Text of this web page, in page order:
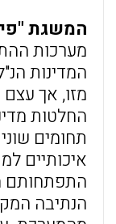
המשגת
מערכות
המדינות
מזו, אך עצם
החלטות
תחומים
איכותיים
התפתחותם
הנתיבה